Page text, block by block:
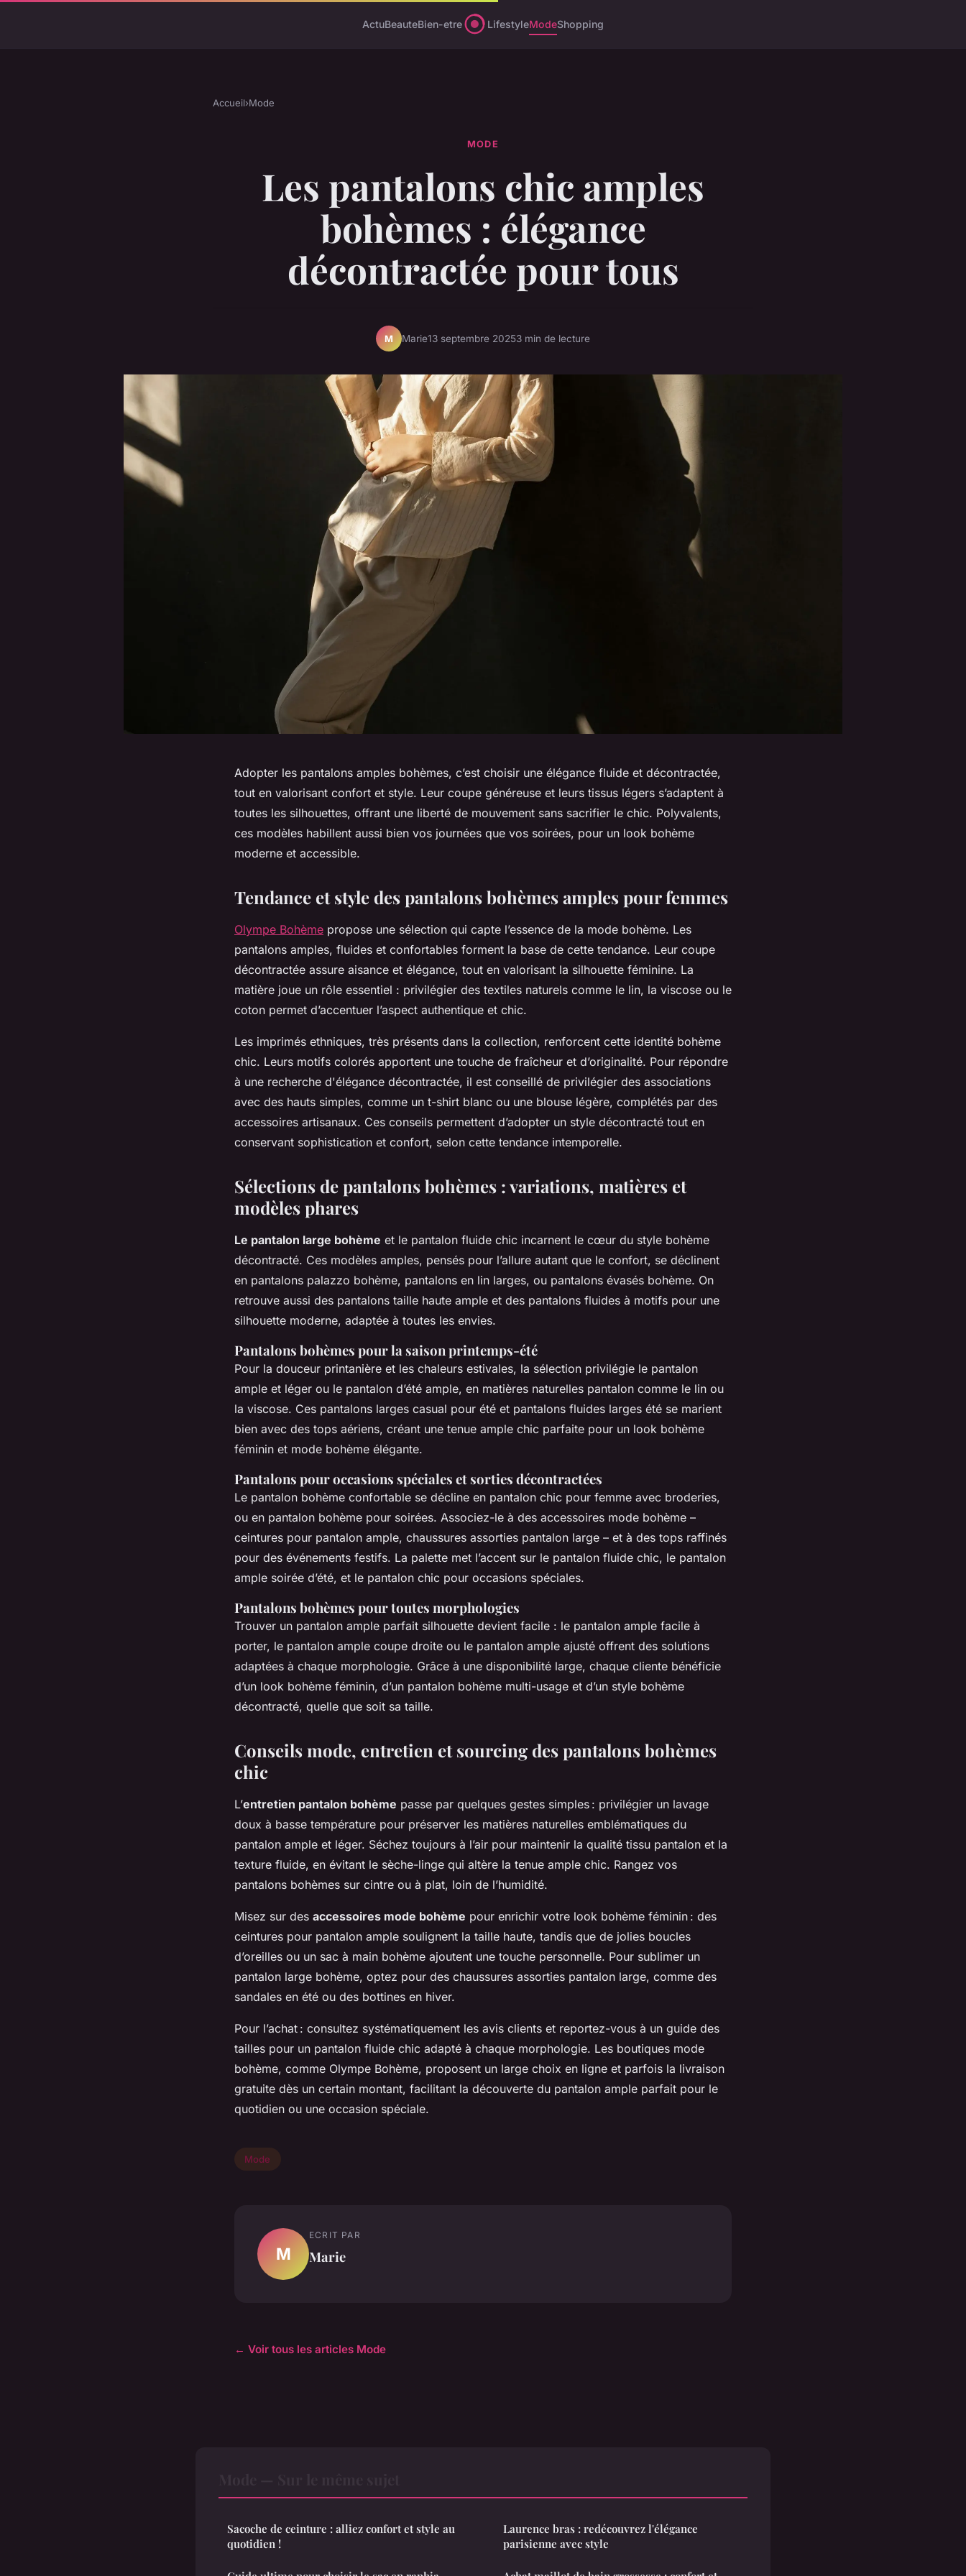
ActuBeauteBien-etre LifestyleModeShopping
Accueil›Mode
MODE
Les pantalons chic amples
bohèmes : élégance
décontractée pour tous
M Marie13 septembre 20253 min de lecture
Adopter les pantalons amples bohèmes, c’est choisir une élégance fluide et décontractée,
tout en valorisant confort et style. Leur coupe généreuse et leurs tissus légers s’adaptent à
toutes les silhouettes, offrant une liberté de mouvement sans sacrifier le chic. Polyvalents,
ces modèles habillent aussi bien vos journées que vos soirées, pour un look bohème
moderne et accessible.
Tendance et style des pantalons bohèmes amples pour femmes
Olympe Bohème propose une sélection qui capte l’essence de la mode bohème. Les
pantalons amples, fluides et confortables forment la base de cette tendance. Leur coupe
décontractée assure aisance et élégance, tout en valorisant la silhouette féminine. La
matière joue un rôle essentiel : privilégier des textiles naturels comme le lin, la viscose ou le
coton permet d’accentuer l’aspect authentique et chic.
Les imprimés ethniques, très présents dans la collection, renforcent cette identité bohème
chic. Leurs motifs colorés apportent une touche de fraîcheur et d’originalité. Pour répondre
à une recherche d'élégance décontractée, il est conseillé de privilégier des associations
avec des hauts simples, comme un t-shirt blanc ou une blouse légère, complétés par des
accessoires artisanaux. Ces conseils permettent d’adopter un style décontracté tout en
conservant sophistication et confort, selon cette tendance intemporelle.
Sélections de pantalons bohèmes : variations, matières et
modèles phares
Le pantalon large bohème et le pantalon fluide chic incarnent le cœur du style bohème
décontracté. Ces modèles amples, pensés pour l’allure autant que le confort, se déclinent
en pantalons palazzo bohème, pantalons en lin larges, ou pantalons évasés bohème. On
retrouve aussi des pantalons taille haute ample et des pantalons fluides à motifs pour une
silhouette moderne, adaptée à toutes les envies.
Pantalons bohèmes pour la saison printemps-été
Pour la douceur printanière et les chaleurs estivales, la sélection privilégie le pantalon
ample et léger ou le pantalon d’été ample, en matières naturelles pantalon comme le lin ou
la viscose. Ces pantalons larges casual pour été et pantalons fluides larges été se marient
bien avec des tops aériens, créant une tenue ample chic parfaite pour un look bohème
féminin et mode bohème élégante.
Pantalons pour occasions spéciales et sorties décontractées
Le pantalon bohème confortable se décline en pantalon chic pour femme avec broderies,
ou en pantalon bohème pour soirées. Associez-le à des accessoires mode bohème –
ceintures pour pantalon ample, chaussures assorties pantalon large – et à des tops raffinés
pour des événements festifs. La palette met l’accent sur le pantalon fluide chic, le pantalon
ample soirée d’été, et le pantalon chic pour occasions spéciales.
Pantalons bohèmes pour toutes morphologies
Trouver un pantalon ample parfait silhouette devient facile : le pantalon ample facile à
porter, le pantalon ample coupe droite ou le pantalon ample ajusté offrent des solutions
adaptées à chaque morphologie. Grâce à une disponibilité large, chaque cliente bénéficie
d’un look bohème féminin, d’un pantalon bohème multi-usage et d’un style bohème
décontracté, quelle que soit sa taille.
Conseils mode, entretien et sourcing des pantalons bohèmes
chic
L’entretien pantalon bohème passe par quelques gestes simples : privilégier un lavage
doux à basse température pour préserver les matières naturelles emblématiques du
pantalon ample et léger. Séchez toujours à l’air pour maintenir la qualité tissu pantalon et la
texture fluide, en évitant le sèche-linge qui altère la tenue ample chic. Rangez vos
pantalons bohèmes sur cintre ou à plat, loin de l’humidité.
Misez sur des accessoires mode bohème pour enrichir votre look bohème féminin : des
ceintures pour pantalon ample soulignent la taille haute, tandis que de jolies boucles
d’oreilles ou un sac à main bohème ajoutent une touche personnelle. Pour sublimer un
pantalon large bohème, optez pour des chaussures assorties pantalon large, comme des
sandales en été ou des bottines en hiver.
Pour l’achat : consultez systématiquement les avis clients et reportez-vous à un guide des
tailles pour un pantalon fluide chic adapté à chaque morphologie. Les boutiques mode
bohème, comme Olympe Bohème, proposent un large choix en ligne et parfois la livraison
gratuite dès un certain montant, facilitant la découverte du pantalon ample parfait pour le
quotidien ou une occasion spéciale.
Mode
M
ECRIT PAR
Marie
← Voir tous les articles Mode
Sacoche de ceinture : alliez confort et style au
quotidien !
Laurence bras : redécouvrez l'élégance
parisienne avec style